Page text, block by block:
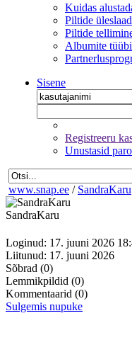
Kuidas
Piltide
Piltide
Albumite
Sisene
Registreeru
Unustasid
www.snap.ee / SandraKaru
SandraKaru
Loginud: 17. juuni 2026
Liitunud: 17. juuni 2026
Sõbrad (0)
Lemmikpildid (0)
Kommentaarid (0)
Sulgemis nupuke